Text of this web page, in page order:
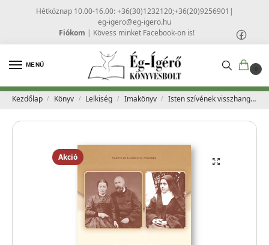
Hétköznap 10.00-16.00: +36(30)1232120;+36(20)9256901 |
eg-igero@eg-igero.hu
Fiókom | Kövess minket Facebook-on is!
MENÜ
0
Kezdőlap / Könyv / Lelkiség / Imakönyv / Isten szívének visszhangja – Bakos Rafael OCD
Akció